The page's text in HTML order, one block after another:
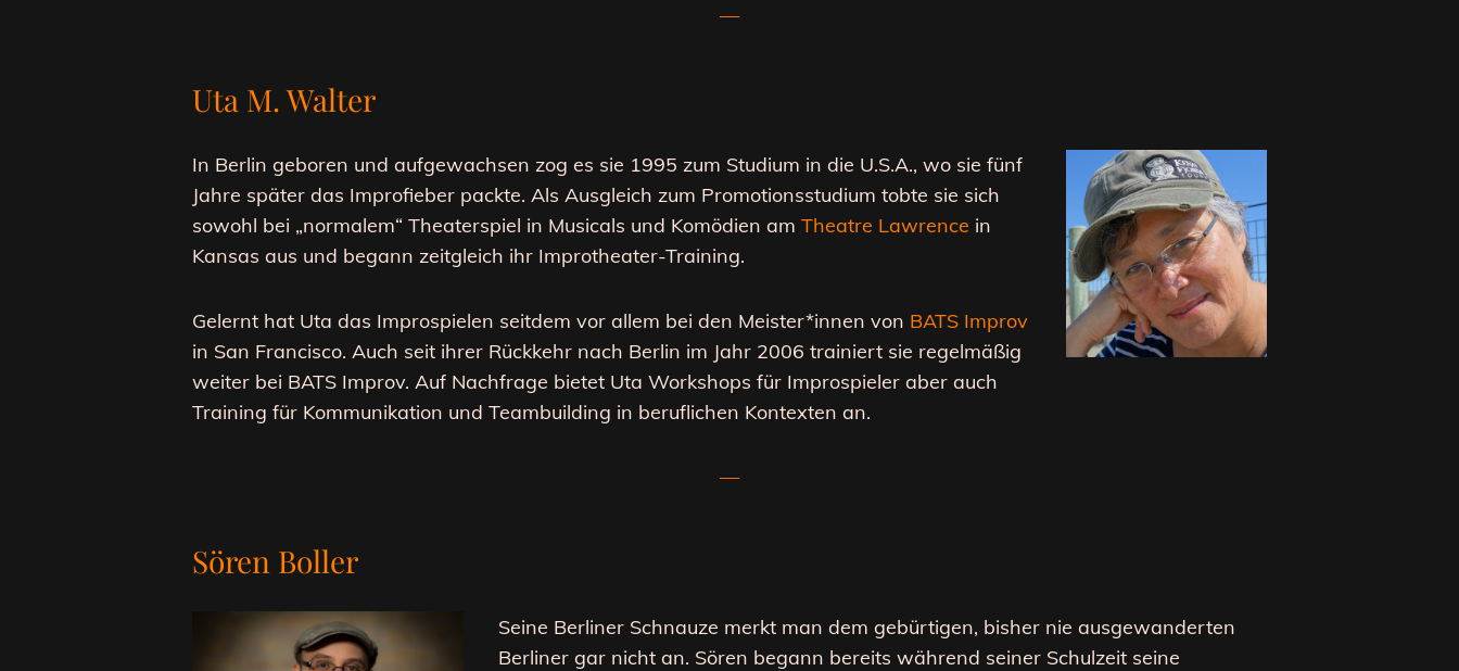
—
Uta M. Walter
In Berlin geboren und aufgewachsen zog es sie 1995 zum Studium in die U.S.A., wo sie fünf
Jahre später das Improfieber packte. Als Ausgleich zum Promotionsstudium tobte sie sich
sowohl bei „normalem“ Theaterspiel in Musicals und Komödien am Theatre Lawrence in
Kansas aus und begann zeitgleich ihr Improtheater-Training.
Gelernt hat Uta das Improspielen seitdem vor allem bei den Meister*innen von BATS Improv
in San Francisco. Auch seit ihrer Rückkehr nach Berlin im Jahr 2006 trainiert sie regelmäßig
weiter bei BATS Improv. Auf Nachfrage bietet Uta Workshops für Improspieler aber auch
Training für Kommunikation und Teambuilding in beruflichen Kontexten an.
—
Sören Boller
Seine Berliner Schnauze merkt man dem gebürtigen, bisher nie ausgewanderten
Berliner gar nicht an. Sören begann bereits während seiner Schulzeit seine